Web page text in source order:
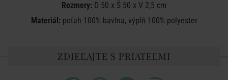
Rozmery: D 50 x Š 50 x V 2,5 cm
Materiál:poťah 100% bavlna, výplň 100% polyester
ZDIEĽAJTE S PRIATEĽMI